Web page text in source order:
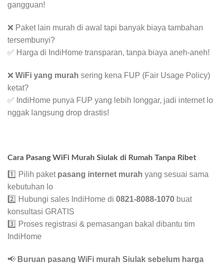
gangguan!
❌ Paket lain murah di awal tapi banyak biaya tambahan
tersembunyi?
✅ Harga di IndiHome transparan, tanpa biaya aneh-aneh!
❌ WiFi yang murah sering kena FUP (Fair Usage Policy)
ketat?
✅ IndiHome punya FUP yang lebih longgar, jadi internet lo
nggak langsung drop drastis!
Cara Pasang WiFi Murah Siulak di Rumah Tanpa Ribet
1️⃣ Pilih paket pasang internet murah yang sesuai sama
kebutuhan lo
2️⃣ Hubungi sales IndiHome di 0821-8088-1070 buat
konsultasi GRATIS
3️⃣ Proses registrasi & pemasangan bakal dibantu tim
IndiHome
📢 Buruan pasang WiFi murah Siulak sebelum harga